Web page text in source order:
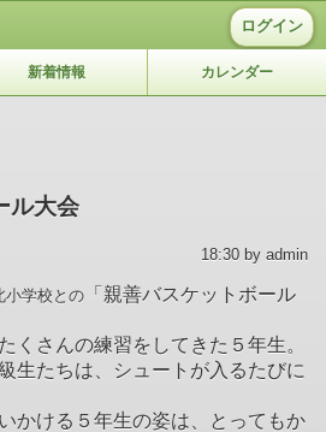
ログイン
新着情報 カレンダー
ル大会
18:30 by admin
小学校との 「親善バスケットボール
くさんの練習をしてきた５年生。
生たちは、シュートが入るたびに
かける５年生の姿は、とってもか